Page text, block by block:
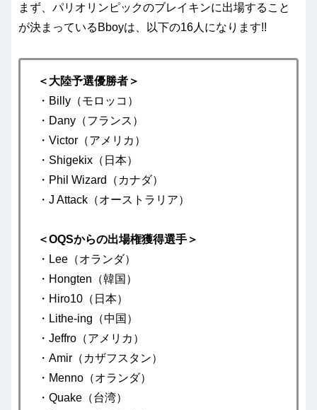
まず、パリオリンピックのブレイキンに出場すること
が決まっているBboyは、以下の16人になります!!
＜大陸予選優勝者＞
・Billy（モロッコ）
・Dany（フランス）
・Victor（アメリカ）
・Shigekix（日本）
・Phil Wizard（カナダ）
・J Attack（オーストラリア）
＜OQSからの出場権獲得選手＞
・Lee（オランダ）
・Hongten（韓国）
・Hiro10（日本）
・Lithe-ing（中国）
・Jeffro（アメリカ）
・Amir（カザフスタン）
・Menno（オランダ）
・Quake（台湾）